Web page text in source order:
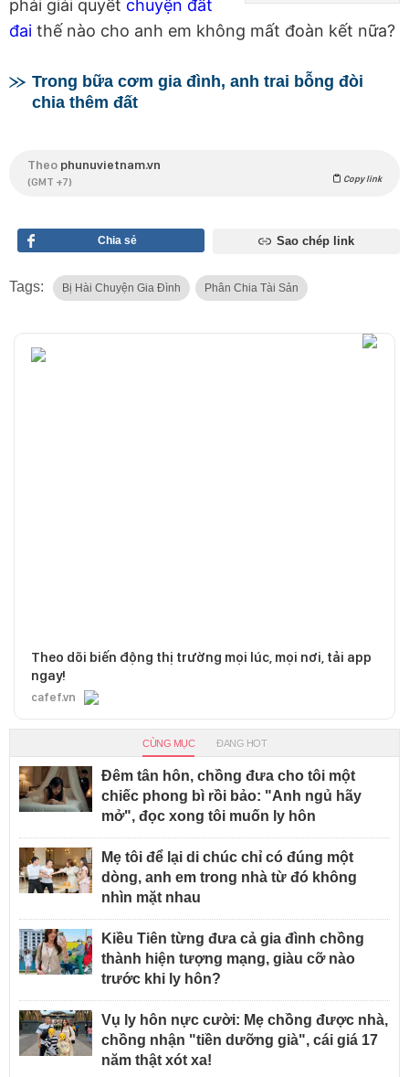
phải giải quyết chuyện đất
đai thế nào cho anh em không mất đoàn kết nữa?
Trong bữa cơm gia đình, anh trai bỗng đòi
chia thêm đất
Theo phunuvietnam.vn
(GMT +7) Copy link
Chia sẻ Sao chép link
Tags: Bị Hài Chuyện Gia Đình Phân Chia Tài Sản
Theo dõi biến động thị trường mọi lúc, mọi nơi, tải app
ngay!
cafef.vn
CÙNG MỤC ĐANG HOT
Đêm tân hôn, chồng đưa cho tôi một
chiếc phong bì rồi bảo: "Anh ngủ hãy
mở", đọc xong tôi muốn ly hôn
Mẹ tôi để lại di chúc chỉ có đúng một
dòng, anh em trong nhà từ đó không
nhìn mặt nhau
Kiều Tiên từng đưa cả gia đình chồng
thành hiện tượng mạng, giàu cỡ nào
trước khi ly hôn?
Vụ ly hôn nực cười: Mẹ chồng được nhà,
chồng nhận "tiền dưỡng già", cái giá 17
năm thật xót xa!